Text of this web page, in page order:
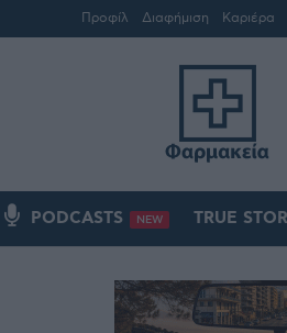
Προφίλ Διαφήμιση Καριέρα
PODCASTS NEW TRUE